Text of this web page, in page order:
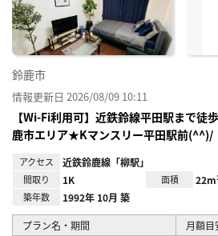
鈴鹿市
情報更新日 2026/08/09 10:11
【Wi-Fi利用可】近鉄鈴線平田駅まで
鹿市エリア★Kマンスリー平田駅前(^^)/
アクセス 近鉄鈴鹿線「柳駅」
間取り 1K 面積
築年数 1992年 10月 築
プラン名・期間 月額目